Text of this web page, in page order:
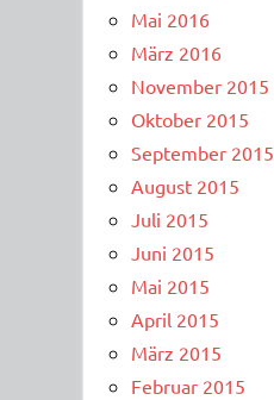
Mai 2016
März 2016
November 2015
Oktober 2015
September 2015
August 2015
Juli 2015
Juni 2015
Mai 2015
April 2015
März 2015
Februar 2015